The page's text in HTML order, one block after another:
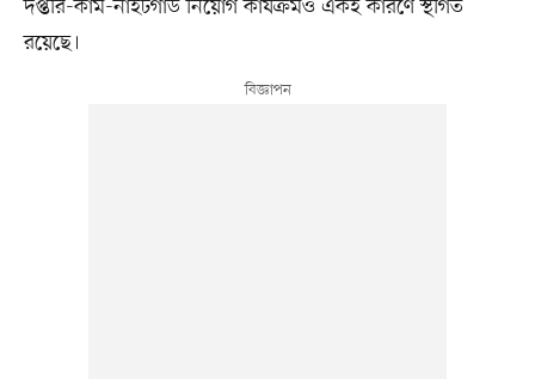
দপ্তরি-কাম-নাইটগার্ড নিয়োগ কার্যক্রমও একই কারণে স্থগিত
রয়েছে।